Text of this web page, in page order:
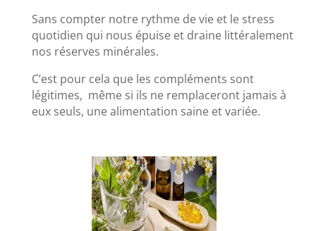
Sans compter notre rythme de vie et le stress
quotidien qui nous épuise et draine littéralement
nos réserves minérales.
C’est pour cela que les compléments sont
légitimes, même si ils ne remplaceront jamais à
eux seuls, une alimentation saine et variée.